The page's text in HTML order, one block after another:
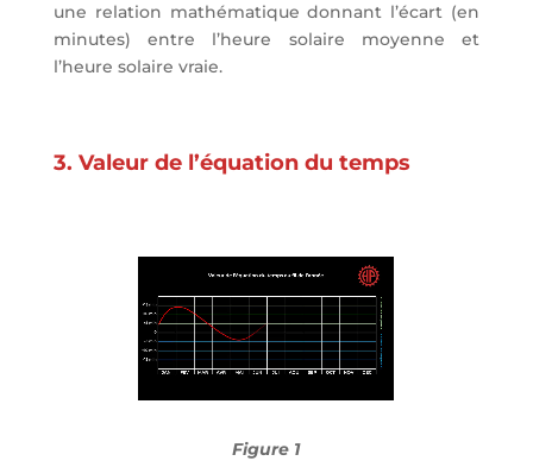
une relation mathématique donnant l’écart (en
minutes) entre l’heure solaire moyenne et
l’heure solaire vraie.
3. Valeur de l’équation du temps
Figure 1